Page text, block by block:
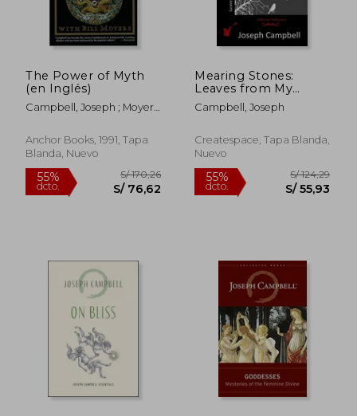
S/ 104,39
The Power of Myth
(en Inglés)
Campbell, Joseph ; Moyers,
Anchor Books, 1991, Tapa
Blanda, Nuevo
Mearing Stones:
Leaves from My
Note-Book on Tramp
in Donegal (en
Campbell, Joseph
Createspace, Tapa Blanda,
Nuevo